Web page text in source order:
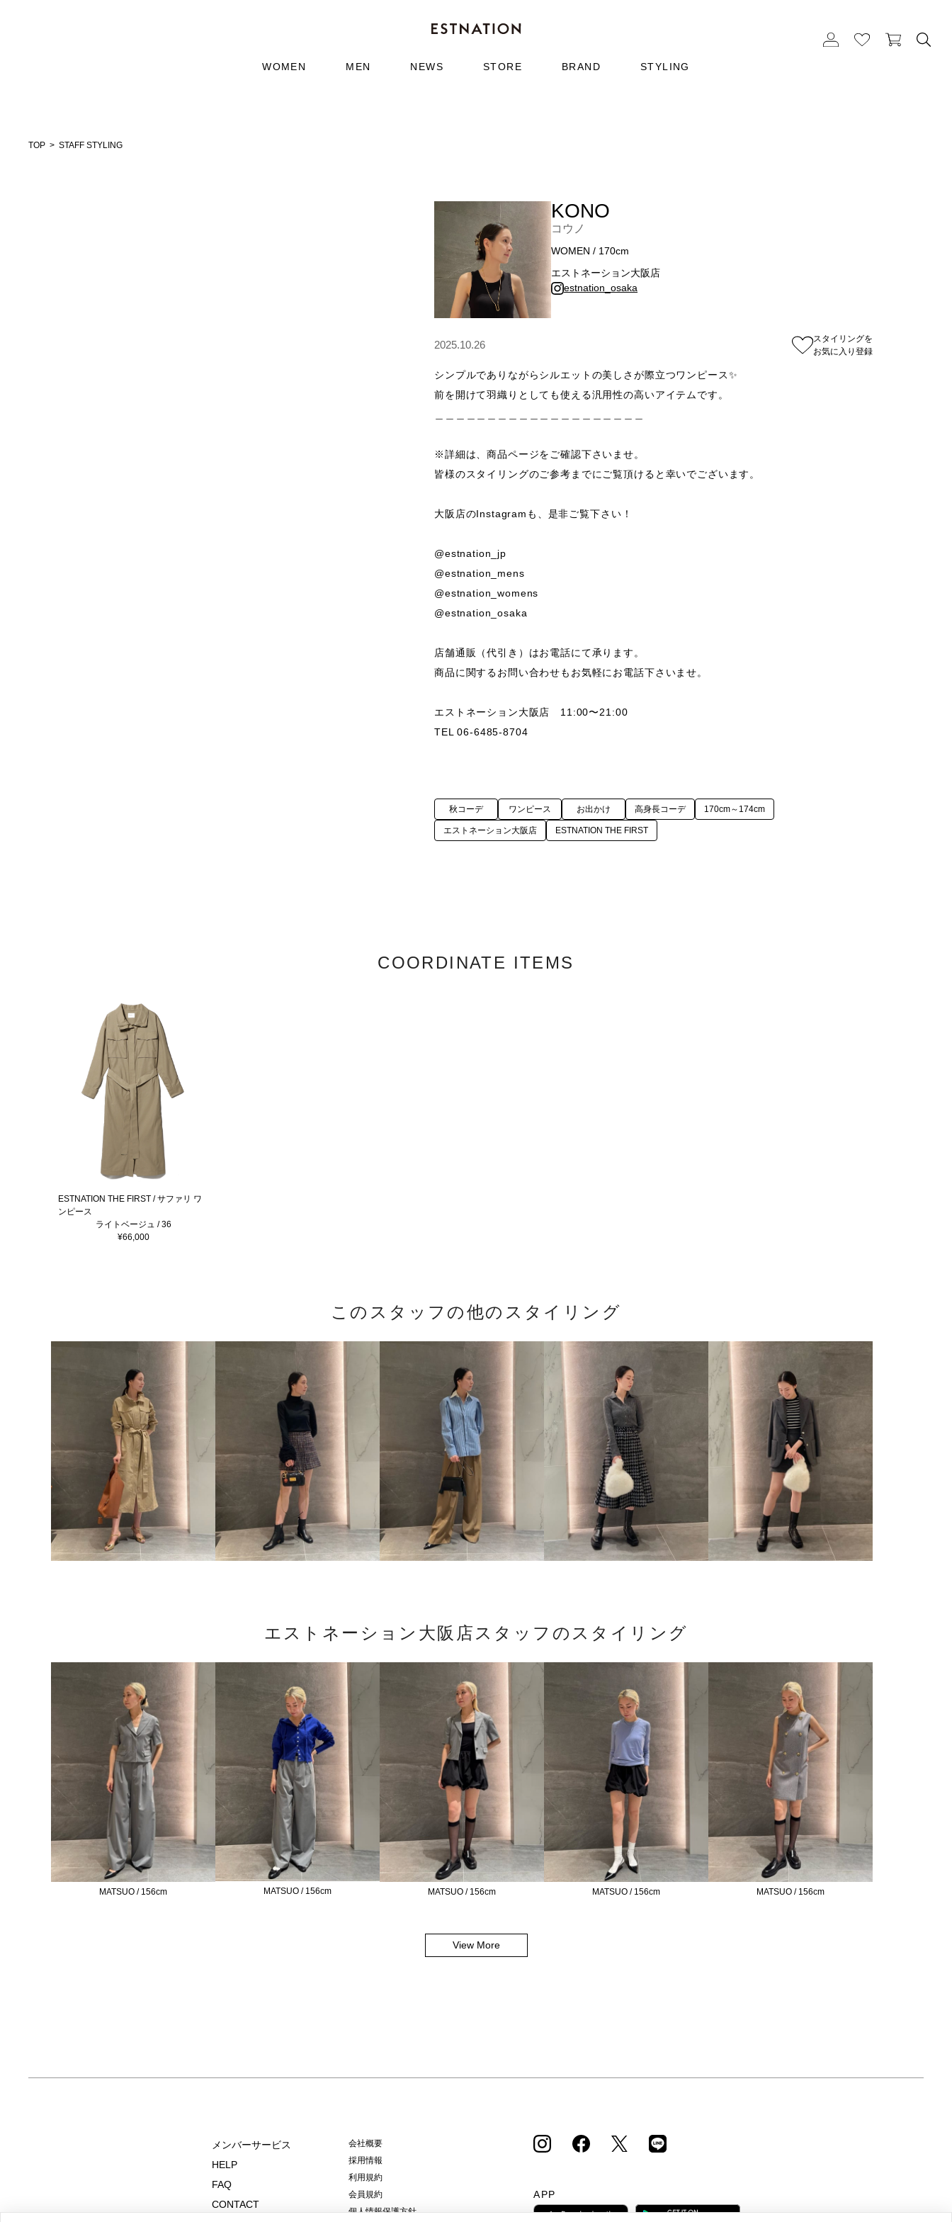
WOMEN MEN NEWS STORE BRAND STYLING
TOP STAFF STYLING
KONO
コウノ
WOMEN / 170cm
エストネーション大阪店
estnation_osaka
スタイリングを
お気に入り登録
2025.10.26
シンプルでありながらシルエットの美しさが際立つワンピース✨
前を開けて羽織りとしても使える汎用性の高いアイテムです。
※詳細は、商品ページをご確認下さいませ。
皆様のスタイリングのご参考までにご覧頂けると幸いでございます。
大阪店のInstagramも、是非ご覧下さい！
@estnation_jp
@estnation_mens
@estnation_womens
@estnation_osaka
店舗通販（代引き）はお電話にて承ります。
商品に関するお問い合わせもお気軽にお電話下さいませ。
エストネーション大阪店　11:00〜21:00
TEL 06-6485-8704
秋コーデ ワンピース お出かけ 高身長コーデ 170cm～174cm
エストネーション大阪店 ESTNATION THE FIRST
COORDINATE ITEMS
ESTNATION THE FIRST / サファリ ワ
ンピース
ライトベージュ / 36
¥66,000
このスタッフの他のスタイリング
エストネーション大阪店スタッフのスタイリング
MATSUO / 156cm MATSUO / 156cm MATSUO / 156cm MATSUO / 156cm MATSUO / 156cm
View More
メンバーサービス
HELP
FAQ
CONTACT
会社概要
採用情報
利用規約
会員規約
個人情報保護方針
APP